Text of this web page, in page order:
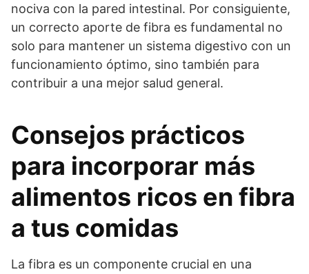
nociva con la pared intestinal. Por consiguiente,
un correcto aporte de fibra es fundamental no
solo para mantener un sistema digestivo con un
funcionamiento óptimo, sino también para
contribuir a una mejor salud general.
Consejos prácticos
para incorporar más
alimentos ricos en fibra
a tus comidas
La fibra es un componente crucial en una